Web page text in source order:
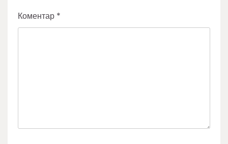
Коментар *